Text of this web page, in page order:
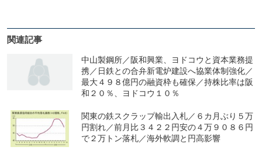
関連記事
中山製鋼所／阪和興業、ヨドコウと資本業務提
携／日鉄との合弁新電炉建設へ協業体制強化／
最大４９８億円の融資枠も確保／持株比率は阪
和２０％、ヨドコウ１０％
関東の鉄スクラップ輸出入札／６カ月ぶり５万
円割れ／前月比３４２２円安の４万９０８６円
で２万トン落札／海外軟調と円高影響